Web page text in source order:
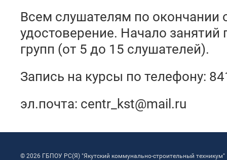
Всем слушателям по окончании
удостоверение. Начало
групп (от 5 до 15 слушателей).
Запись на курсы по телефону:
эл.почта: centr_kst@mail.ru
© 2026 ГБПОУ РС(Я) "Якутский коммунально-строительный техникум"